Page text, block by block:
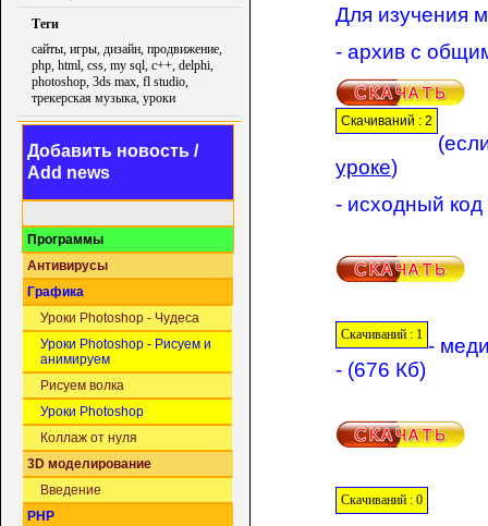
Теги
сайты, игры, дизайн, продвижение,
php, html, css, my sql, c++, delphi,
photoshop, 3ds max, fl studio,
трекерская музыка, уроки
Добавить новость /
Add news
Программы
Антивирусы
Графика
Уроки Photoshop - Чудеса
Уроки Photoshop - Рисуем и
анимируем
Рисуем волка
Уроки Photoshop
Коллаж от нуля
3D моделирование
Введение
PHP
Для изучения
- архив с
Скачиваний : 2
уроке)
- исходный
Скачиваний : 1 -
- (676 Кб)
Скачиваний : 0